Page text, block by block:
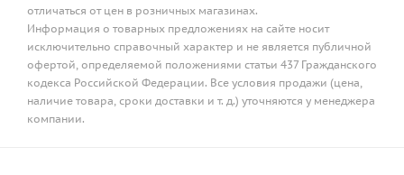
отличаться от цен в розничных магазинах.
Информация о товарных предложениях на сайте носит
исключительно справочный характер и не является публичной
офертой, определяемой положениями статьи 437 Гражданского
кодекса Российской Федерации. Все условия продажи (цена,
наличие товара, сроки доставки и т. д.) уточняются у менеджера
компании.